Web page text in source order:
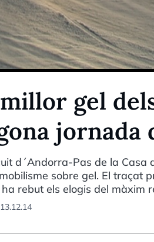
gel
jornada
d´Andorra-Pas de la Casa
sobre gel. El traçat
rebut els elogis del màxim
13.12.14